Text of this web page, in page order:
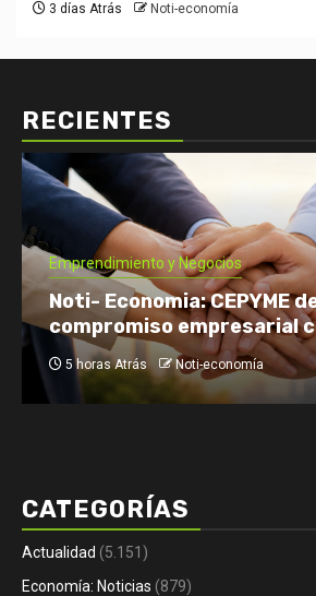
3 días Atrás Noti-economía
RECIENTES
Economía: Noticias
Emprendimiento y
Finanzas: Noticias y Consejos
Tomás Rebord EN VIVO:
qué hora y por qué es
1 día Atrás Noti-economía
CATEGORÍAS
Actualidad (5.151)
Economía: Noticias (879)